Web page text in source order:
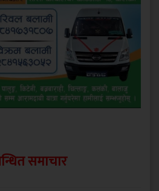
समाचार